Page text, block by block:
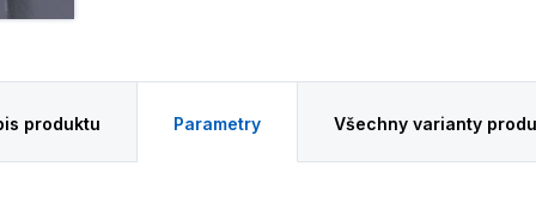
produktu Parametry Všechny varianty